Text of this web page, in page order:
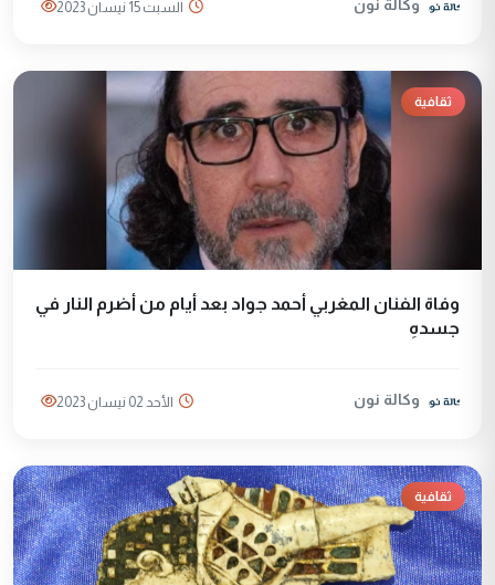
وكالة نون السبت 15 نيسان 2023
ثقافية
وفاة الفنان المغربي أحمد جواد بعد أيام من أضرم النار في
جسدهِ
وكالة نون الأحد 02 نيسان 2023
ثقافية